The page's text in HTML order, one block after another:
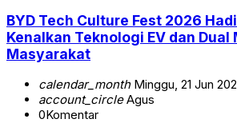
BYD Tech Culture Fest 2026
Kenalkan Teknologi EV dan Dual
Masyarakat
calendar_monthMinggu, 21 Jun
account_circleAgus
0Komentar